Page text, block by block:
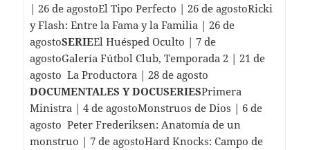
| 26 de agostoEl Tipo Perfecto | 26 de agostoRicki
y Flash: Entre la Fama y la Familia | 26 de
agostoSERIEEl Huésped Oculto | 7 de
agostoGalería Fútbol Club, Temporada 2 | 21 de
agosto La Productora | 28 de agosto
DOCUMENTALES Y DOCUSERIESPrimera
Ministra | 4 de agostoMonstruos de Dios | 6 de
agosto Peter Frederiksen: Anatomía de un
monstruo | 7 de agostoHard Knocks: Campo de